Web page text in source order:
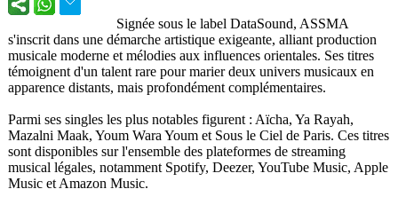
Signée sous le label DataSound, ASSMA
s'inscrit dans une démarche artistique exigeante, alliant production
musicale moderne et mélodies aux influences orientales. Ses titres
témoignent d'un talent rare pour marier deux univers musicaux en
apparence distants, mais profondément complémentaires.
Parmi ses singles les plus notables figurent : Aïcha, Ya Rayah,
Mazalni Maak, Youm Wara Youm et Sous le Ciel de Paris. Ces titres
sont disponibles sur l'ensemble des plateformes de streaming
musical légales, notamment Spotify, Deezer, YouTube Music, Apple
Music et Amazon Music.